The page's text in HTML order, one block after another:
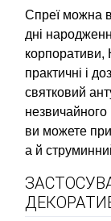
Спреї можна
дні
корпоративи,
практичні і
святковий
незвичайного
ви можете
а й